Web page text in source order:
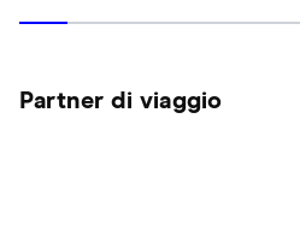
Partner di viaggio